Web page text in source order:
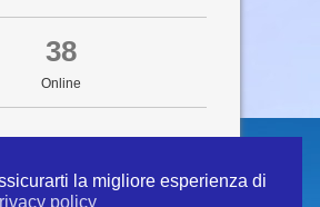
la migliore esperienza di
policy
38
Online